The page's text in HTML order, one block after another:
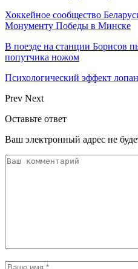
Хоккейное сообщество
Монументу Победы в Минске
В поезде на станции Борисов
попутчика ножом
Психологический эффект
Prev Next
Оставьте ответ
Ваш электронный адрес не